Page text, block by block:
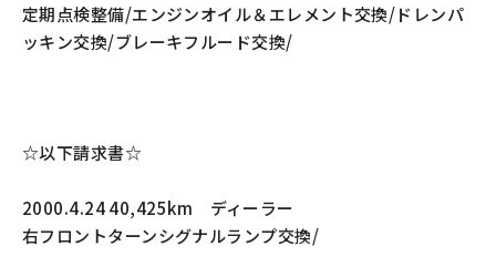
定期点検整備/エンジンオイル＆エレメント交換/ドレンパ
ッキン交換/ブレーキフルード交換/
☆以下請求書☆
2000.4.24 40,425km ディーラー
右フロントターンシグナルランプ交換/